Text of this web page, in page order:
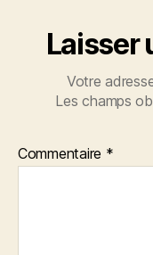
Laisser
Votre
Les champs
Commentaire *